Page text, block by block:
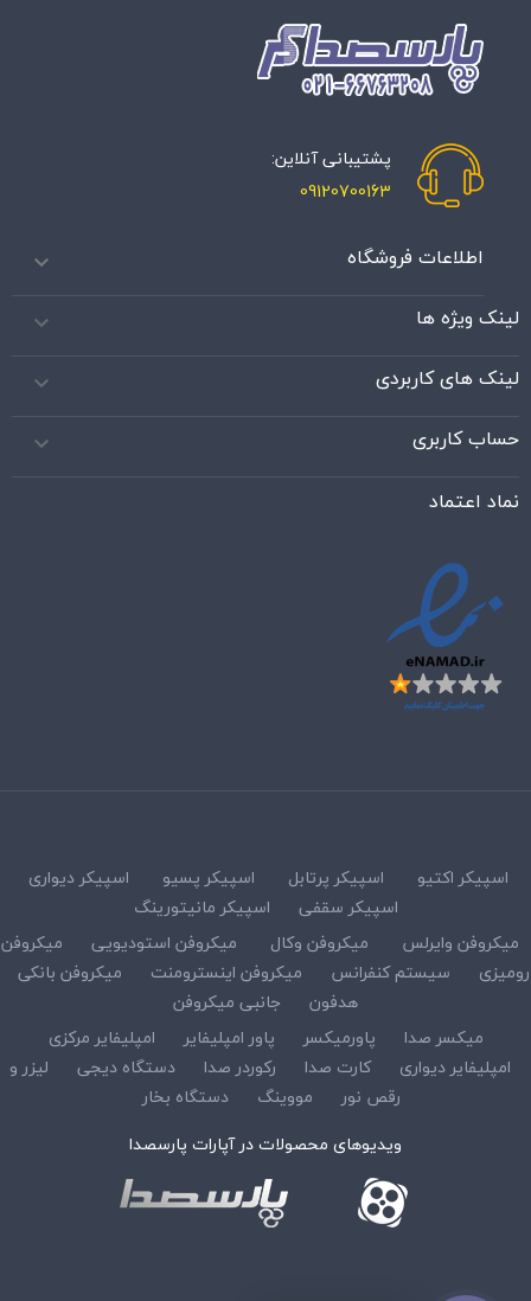
پشتیبانی آنلاین:
09120700163
اطلاعات فروشگاه 
لینک ویژه ها 
لینک های کاربردی 
حساب کاربری 
نماد اعتماد
اسپیکر اکتیو اسپیکر پرتابل اسپیکر پسیو
اسپیکر دیواری
اسپیکر سقفی
اسپیکر مانیتورینگ
میکروفن وایرلس
میکروفن وکال میکروفن استودیویی
میکروفن
رومیزی
سیستم کنفرانس میکروفن اینسترومنت
میکروفن بانکی
هدفون
جانبی میکروفن
میکسر صدا
پاورمیکسر پاور امپلیفایر
امپلیفایر مرکزی
امپلیفایر دیواری
کارت صدا رکوردر صدا دستگاه دیجی
لیزر و
رقص نور
مووینگ
دستگاه بخار
ویدیوهای محصولات در آپارات پارسصدا